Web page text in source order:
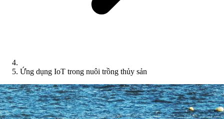
Ứng dụng IoT trong nuôi trồng thủy sản